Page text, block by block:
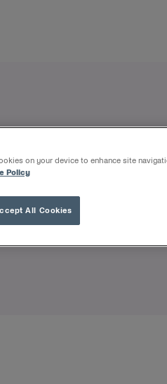
בעיקר מזיהום. עם זאת, כאב
הנרתיקי כוללים גירוד, צריבה,
on your device to enhance site
Policy
All Cookies